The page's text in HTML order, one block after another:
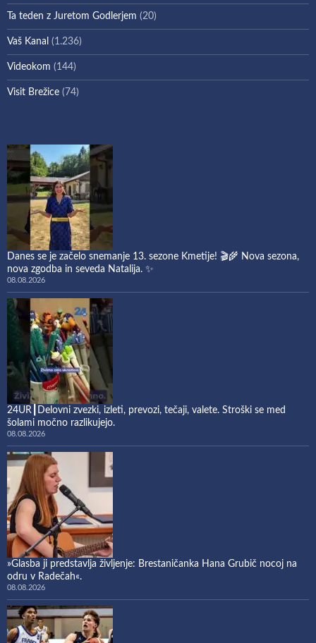
Ta teden z Juretom Godlerjem (20)
Vaš Kanal (1.236)
Videokom (144)
Visit Brežice (74)
Danes se je začelo snemanje 13. sezone Kmetije! 🎬🌾 Nova sezona,
nova zgodba in seveda Natalija. ✨
08.08.2026
24UR┃Delovni zvezki, izleti, prevozi, tečaji, valete. Stroški se med
šolami močno razlikujejo.
08.08.2026
»Glasba ji predstavlja življenje: Brestaničanka Hana Grubič nocoj na
odru v Radečah«.
08.08.2026